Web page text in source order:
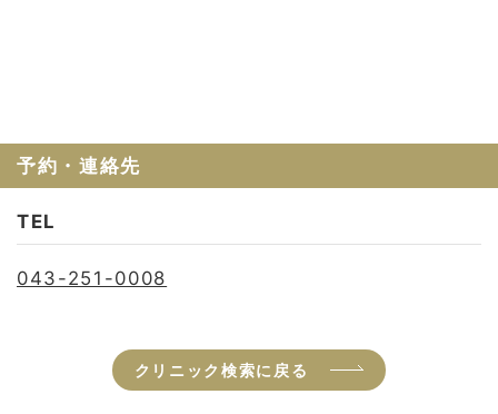
予約・連絡先
TEL
043-251-0008
クリニック検索に戻る